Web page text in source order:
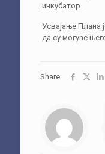
инкубатор.
Усвајање Плана
да су могуће
Share